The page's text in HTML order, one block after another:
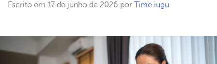
Escrito em 17 de junho de 2026 por Time iugu